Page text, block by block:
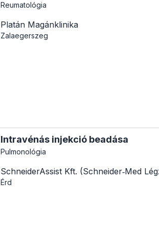
Reumatológia
Platán Magánklinika
Zalaegerszeg
Intravénás injekció beadása
Pulmonológia
SchneiderAssist Kft. (Schneider‑Med
Érd